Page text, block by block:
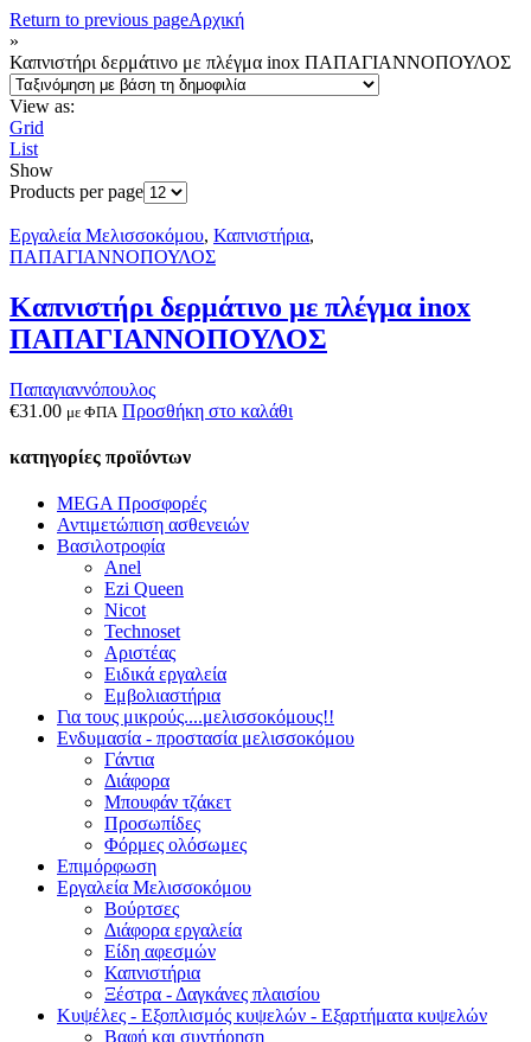
Return to previous pageΑρχική
»
Καπνιστήρι δερμάτινο με πλέγμα inox ΠΑΠΑΓΙΑΝΝΟΠΟΥΛΟΣ
View as:
Grid
List
Show
Products per page
Εργαλεία Μελισσοκόμου, Καπνιστήρια,
ΠΑΠΑΓΙΑΝΝΟΠΟΥΛΟΣ
Καπνιστήρι δερμάτινο με πλέγμα inox
ΠΑΠΑΓΙΑΝΝΟΠΟΥΛΟΣ
Παπαγιαννόπουλος
€31.00 με ΦΠΑ Προσθήκη στο καλάθι
κατηγορίες προϊόντων
MEGA Προσφορές
Αντιμετώπιση ασθενειών
Βασιλοτροφία
Anel
Ezi Queen
Nicot
Technoset
Αριστέας
Ειδικά εργαλεία
Εμβολιαστήρια
Για τους μικρούς....μελισσοκόμους!!
Ενδυμασία - προστασία μελισσοκόμου
Γάντια
Διάφορα
Μπουφάν τζάκετ
Προσωπίδες
Φόρμες ολόσωμες
Επιμόρφωση
Εργαλεία Μελισσοκόμου
Βούρτσες
Διάφορα εργαλεία
Είδη αφεσμών
Καπνιστήρια
Ξέστρα - Δαγκάνες πλαισίου
Κυψέλες - Εξοπλισμός κυψελών - Εξαρτήματα κυψελών
Βαφή και συντήρηση